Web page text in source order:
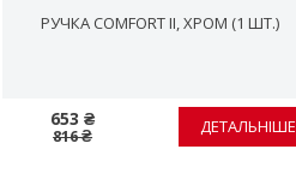
РУЧКА COMFORT II, ХРОМ (1 ШТ.)
653 ₴
816 ₴ ДЕТАЛЬНІШЕ